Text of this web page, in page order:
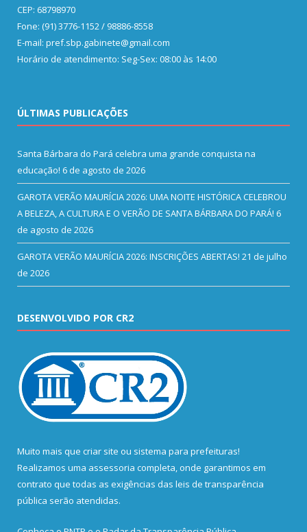
CEP: 68798970
Fone: (91) 3776-1152 / 98886-8558
E-mail: pref.sbp.gabinete@gmail.com
Horário de atendimento: Seg-Sex: 08:00 às 14:00
ÚLTIMAS PUBLICAÇÕES
Santa Bárbara do Pará celebra uma grande conquista na
educação! 6 de agosto de 2026
GAROTA VERÃO MAURÍCIA 2026: UMA NOITE HISTÓRICA CELEBROU
A BELEZA, A CULTURA E O VERÃO DE SANTA BÁRBARA DO PARÁ! 6
de agosto de 2026
GAROTA VERÃO MAURÍCIA 2026: INSCRIÇÕES ABERTAS! 21 de julho
de 2026
DESENVOLVIDO POR CR2
Muito mais que criar site ou sistema para prefeituras!
Realizamos uma assessoria completa, onde garantimos em
contrato que todas as exigências das leis de transparência
pública serão atendidas.